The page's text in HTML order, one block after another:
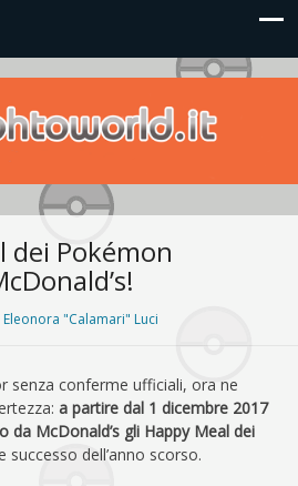
Pokémon e Nintendo
dei Pokémon
Eleonora "Calamari" Luci
senza conferme ufficiali, ora ne
a partire dal 1 dicembre 2017
da McDonald’s gli Happy Meal dei
successo dell’anno scorso.